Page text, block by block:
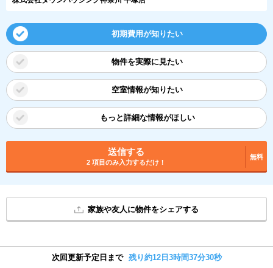
初期費用が知りたい
物件を実際に見たい
空室情報が知りたい
もっと詳細な情報がほしい
送信する
2 項目のみ入力するだけ！
無料
家族や友人に物件をシェアする
次回更新予定日まで 残り約12日3時間37分30秒